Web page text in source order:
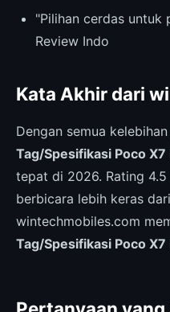
"Pilihan cerdas
Review Indo
Kata Akhir dari
Dengan semua
Tag/Spesifikasi Poco X7
tepat di 2026. Rating
berbicara lebih keras
wintechmobiles.com
Tag/Spesifikasi Poco X7